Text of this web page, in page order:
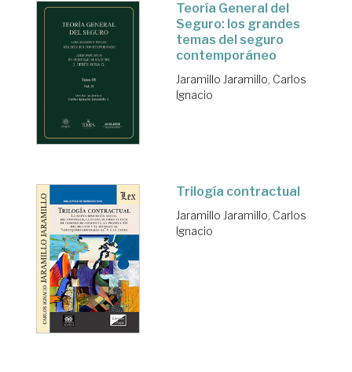
Teoría General del
Seguro: los grandes
temas del seguro
contemporáneo
Jaramillo Jaramillo, Carlos
Ignacio
Trilogía contractual
Jaramillo Jaramillo, Carlos
Ignacio